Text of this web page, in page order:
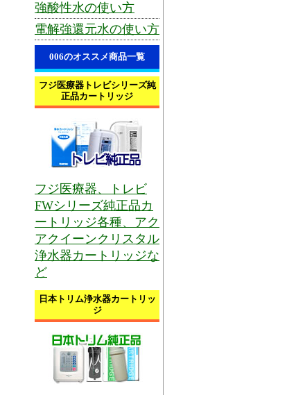
強酸性水の使い方
電解強還元水の使い方
006のオススメ商品一覧
フジ医療器トレビシリーズ純
正品カートリッジ
フジ医療器、トレビ
FWシリーズ純正品カ
ートリッジ各種、アク
アクイーンクリスタル
浄水器カートリッジな
ど
日本トリム浄水器カートリッ
ジ